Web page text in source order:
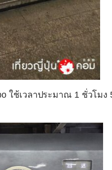
ใช้เวลาประมาณ 1 ชั่วโมง